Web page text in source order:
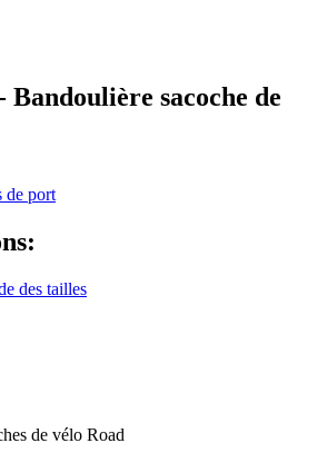
Bandoulière sacoche de
de port
des tailles
de vélo Road